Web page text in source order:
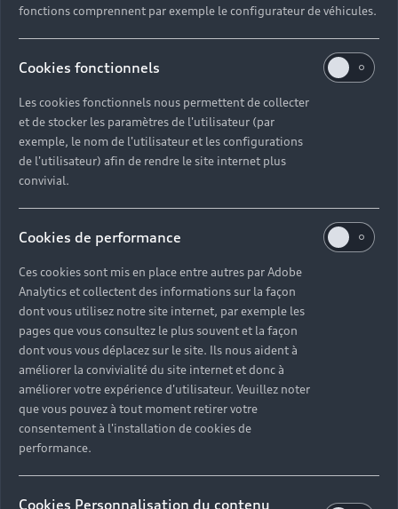
Nos équipes en concession Audi Mont-de-Marsan
le contrôle technique de votre Audi. Profitez de toute
l’expertise et du savoir-faire Audi pour prendre soin
de votre véhicule au quotidien à l'adresse suivante :
allée de l'Ermite, Parc d'activité Lagace, 40090 Saint
Avit (Mont-de-Marsan).
Lorsque vous
choisissez Audi,
vous faites le
choix du service
faire Audi
fonctions comprennent par exemple le configurateur de véhicules.
Cookies fonctionnels
Les cookies fonctionnels nous permettent de collecter
et de stocker les paramètres de l'utilisateur (par
exemple, le nom de l'utilisateur et les configurations
de l'utilisateur) afin de rendre le site internet plus
convivial.
Cookies de performance
Ces cookies sont mis en place entre autres par Adobe
Analytics et collectent des informations sur la façon
dont vous utilisez notre site internet, par exemple les
pages que vous consultez le plus souvent et la façon
dont vous vous déplacez sur le site. Ils nous aident à
améliorer la convivialité du site internet et donc à
améliorer votre expérience d'utilisateur. Veuillez noter
que vous pouvez à tout moment retirer votre
consentement à l'installation de cookies de
performance.
Cookies Personnalisation du contenu